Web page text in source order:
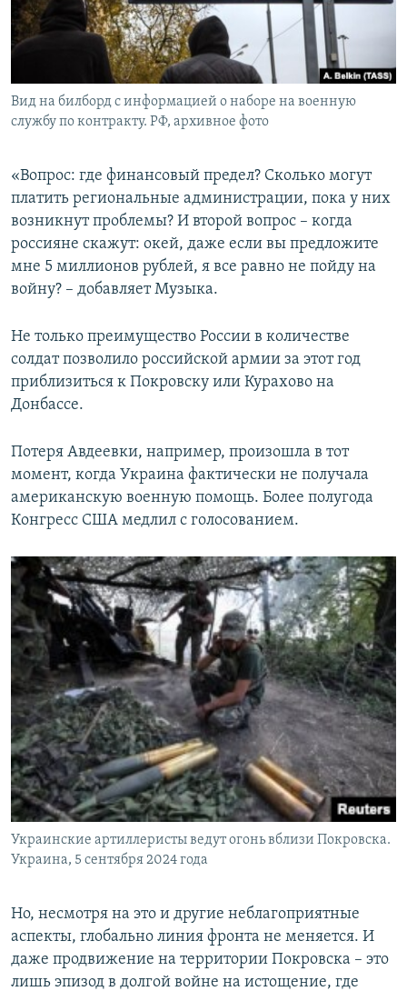
Вид на билборд с информацией о наборе на военную
службу по контракту. РФ, архивное фото
«Вопрос: где финансовый предел? Сколько могут
платить региональные администрации, пока у них
возникнут проблемы? И второй вопрос – когда
россияне скажут: окей, даже если вы предложите
мне 5 миллионов рублей, я все равно не пойду на
войну? – добавляет Музыка.
Не только преимущество России в количестве
солдат позволило российской армии за этот год
приблизиться к Покровску или Курахово на
Донбассе.
Потеря Авдеевки, например, произошла в тот
момент, когда Украина фактически не получала
американскую военную помощь. Более полугода
Конгресс США медлил с голосованием.
Украинские артиллеристы ведут огонь вблизи Покровска.
Украина, 5 сентября 2024 года
Но, несмотря на это и другие неблагоприятные
аспекты, глобально линия фронта не меняется. И
даже продвижение на территории Покровска – это
лишь эпизод в долгой войне на истощение, где